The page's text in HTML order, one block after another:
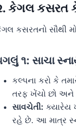
કેગલ કસરત
કસરતનો સૌથી
૧: સાચા
કલ્પના કરો કે
તરફ ખેંચો છો અને
સાવચેતી: ક્યારેય
રહે છે. આ માત્ર